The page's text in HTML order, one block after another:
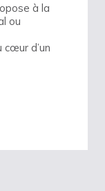
à la
ou
d’un